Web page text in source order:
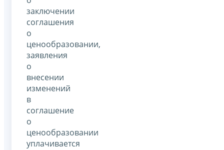
заключении
соглашения
о
ценообразовании,
заявления
о
внесении
изменений
в
соглашение
о
ценообразовании
уплачивается